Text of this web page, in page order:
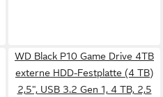
WD Black P10 Game Drive 4TB
externe HDD-Festplatte (4 TB)
2,5", USB 3.2 Gen 1, 4 TB, 2,5